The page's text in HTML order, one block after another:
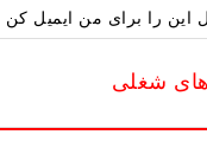
این را برای من ایمیل کن
شغلی